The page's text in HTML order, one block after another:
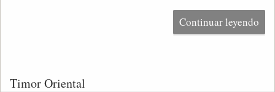
Continuar leyendo
Timor Oriental